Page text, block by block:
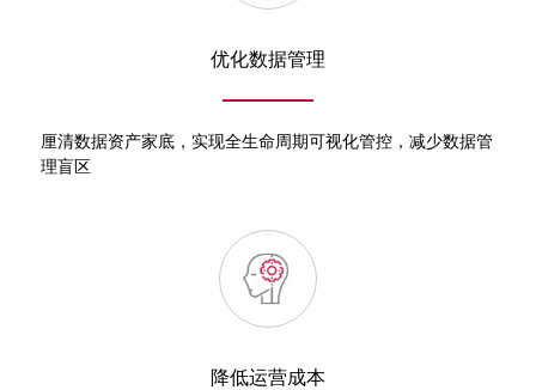
优化数据管理
厘清数据资产家底，实现全生命周期可视化管控，减少数据管
理盲区
降低运营成本